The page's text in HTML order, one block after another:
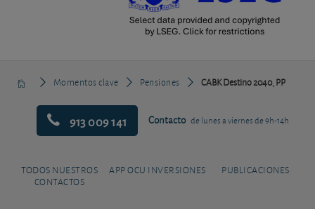
Momentos clave Pensiones CABK Destino 2040, PP
913 009 141 Contacto de lunes a viernes de 9h-14h
TODOS NUESTROS
CONTACTOS
APP OCU INVERSIONES PUBLICACIONES